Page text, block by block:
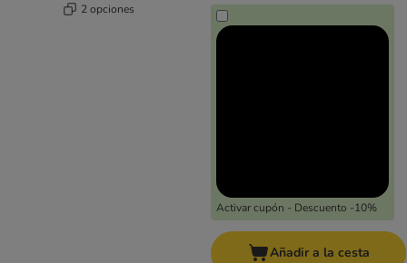
2 opciones
Activar cupón - Descuento -10%
Añadir a la cesta